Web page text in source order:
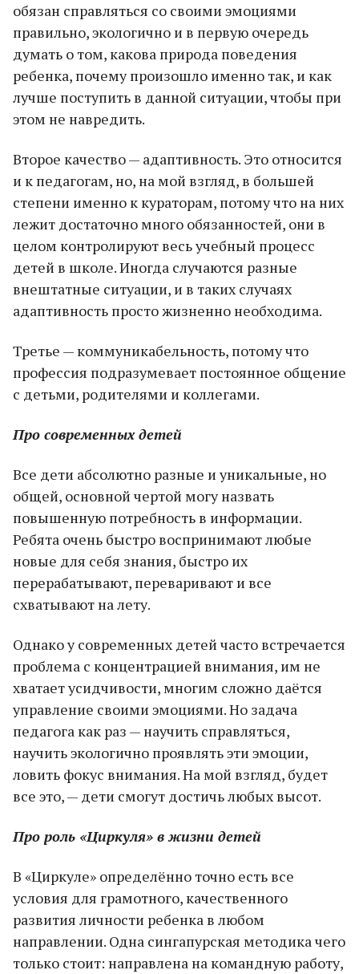
обязан справляться со своими эмоциями
правильно, экологично и в первую очередь
думать о том, какова природа поведения
ребенка, почему произошло именно так, и как
лучше поступить в данной ситуации, чтобы при
этом не навредить.
Второе качество — адаптивность. Это относится
и к педагогам, но, на мой взгляд, в большей
степени именно к кураторам, потому что на них
лежит достаточно много обязанностей, они в
целом контролируют весь учебный процесс
детей в школе. Иногда случаются разные
внештатные ситуации, и в таких случаях
адаптивность просто жизненно необходима.
Третье — коммуникабельность, потому что
профессия подразумевает постоянное общение
с детьми, родителями и коллегами.
Про современных детей
Все дети абсолютно разные и уникальные, но
общей, основной чертой могу назвать
повышенную потребность в информации.
Ребята очень быстро воспринимают любые
новые для себя знания, быстро их
перерабатывают, переваривают и все
схватывают на лету.
Однако у современных детей часто встречается
проблема с концентрацией внимания, им не
хватает усидчивости, многим сложно даётся
управление своими эмоциями. Но задача
педагога как раз — научить справляться,
научить экологично проявлять эти эмоции,
ловить фокус внимания. На мой взгляд, будет
все это, — дети смогут достичь любых высот.
Про роль «Циркуля» в жизни детей
В «Циркуле» определённо точно есть все
условия для грамотного, качественного
развития личности ребенка в любом
направлении. Одна сингапурская методика чего
только стоит: направлена на командную работу,